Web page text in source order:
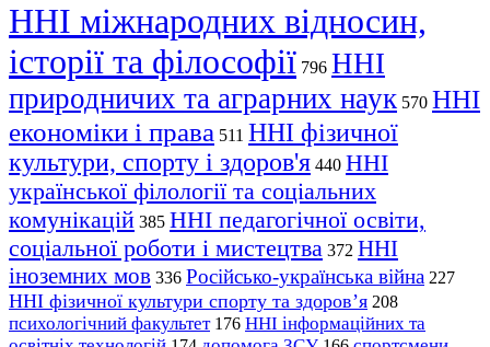
ННІ міжнародних відносин,
історії та філософії 796 ННІ
природничих та аграрних наук 570 ННІ
економіки і права 511 ННІ фізичної
культури, спорту і здоров'я 440 ННІ
української філології та соціальних
комунікацій 385 ННІ педагогічної освіти,
соціальної роботи і мистецтва 372 ННІ
іноземних мов 336 Російсько-українська війна 227
ННІ фізичної культури спорту та здоров’я 208
психологічний факультет 176 ННІ інформаційних та